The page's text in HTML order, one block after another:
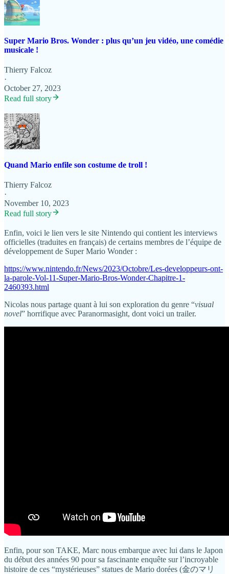
Super Mario Bros. Wonder : plus qu’un jeu vidéo, une comédie
musicale !
Thierry Falcoz
·
October 27, 2023
Read full story
Quand Mario enfile son costume de troll !
Thierry Falcoz
·
November 10, 2023
Read full story
Enfin, voici le lien vers le site Nintendo qui contient les interviews
officielles (traduites en français) de certains membres de l’équipe de
développement de Super Mario Wonder :
https://www.nintendo.fr/News/2023/Octobre/Les-developpeurs-ont-
la-parole-Vol-11-Super-Mario-Bros-Wonder-Chapitre-1-
2460393.html
Nicolas nous partage quant à lui son exploration du genre “visual
novel” horrifique avec Paranormasight, dont voici un trailer.
Enfin, pour son TAKE, Marc nous embarque avec lui dans le Japon
du début des années 90 pour sa fascinante enquête sur l’incroyable
histoire de ces “mystérieuses” statues de Mario dorées (金のマリ